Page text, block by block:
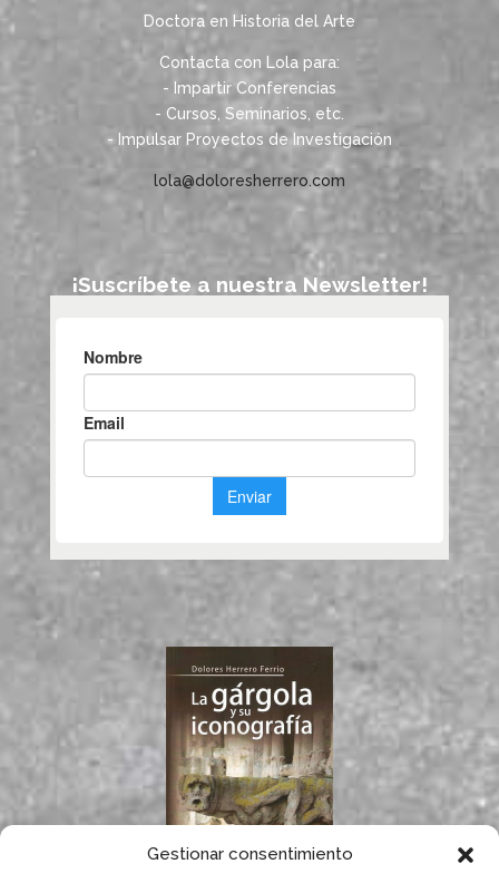
Gestionar consentimiento
Doctora en Historia del Arte
Contacta con Lola para:
- Impartir Conferencias
- Cursos, Seminarios, etc.
- Impulsar Proyectos de Investigación
lola@doloresherrero.com
¡Suscríbete a nuestra Newsletter!